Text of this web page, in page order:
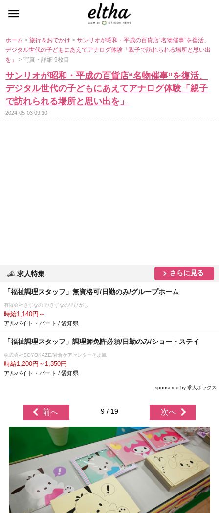
ホーム>旅行＆おでかけ>サンリオが昭和・平成の百貨店“名物催事”を復活、
デジタル世代の子どもにあえてアナログ体験「親子で訪れられる場所と思い出
を」> 写真・詳細 9枚目
サンリオが昭和・平成の百貨店“名物催事”を復活、
デジタル世代の子どもにあえてアナログ体験「親子
で訪れられる場所と思い出を」
2024-05-03 09:10
求人特集 さらに見る
「福祉調理スタッフ」無資格可/日勤のみ/グループホーム
有限会社きずなの里/きずなの里ひがし
時給1,140円～
アルバイト・パート / 愛知県
「福祉調理スタッフ」調理師免許必須/日勤のみ/ショートステイ
株式会社SOYOKAZE/岩倉ケアセンターそよ風
時給1,200円～1,350円
アルバイト・パート / 愛知県
sponsored by 求人ボックス
前へ 9 / 19 次へ